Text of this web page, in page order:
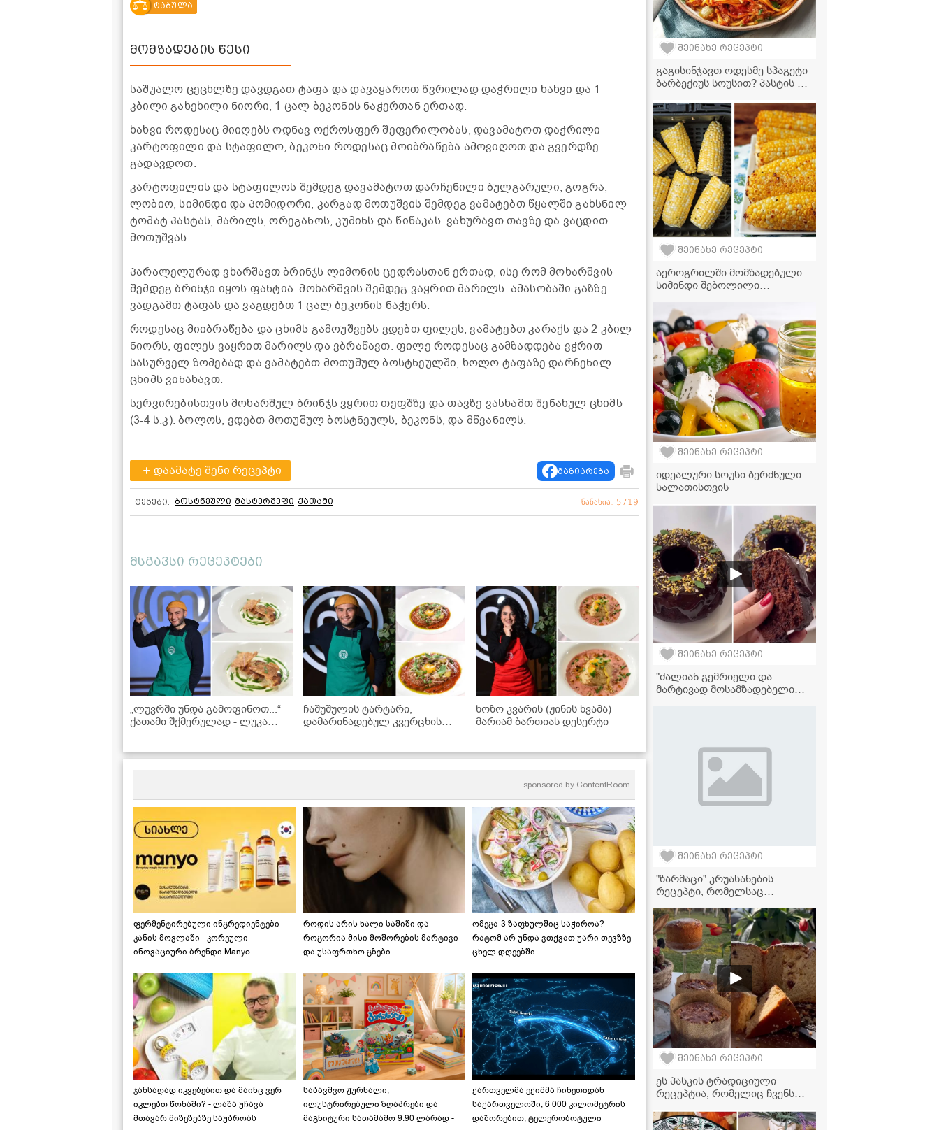
ტაბულა
მომზადების წესი
საშუალო ცეცხლზე დავდგათ ტაფა და დავაყაროთ წვრილად დაჭრილი ხახვი და 1
კბილი გახეხილი ნიორი, 1 ცალ ბეკონის ნაჭერთან ერთად.
ხახვი როდესაც მიიღებს ოდნავ ოქროსფერ შეფერილობას, დავამატოთ დაჭრილი
კარტოფილი და სტაფილო, ბეკონი როდესაც მოიბრაწება ამოვიღოთ და გვერდზე
გადავდოთ.
კარტოფილის და სტაფილოს შემდეგ დავამატოთ დარჩენილი ბულგარული, გოგრა,
ლობიო, სიმინდი და პომიდორი, კარგად მოთუშვის შემდეგ ვამატებთ წყალში გახსნილ
ტომატ პასტას, მარილს, ორეგანოს, კუმინს და წიწაკას. ვახურავთ თავზე და ვაცდით
მოთუშვას.
პარალელურად ვხარშავთ ბრინჯს ლიმონის ცედრასთან ერთად, ისე რომ მოხარშვის
შემდეგ ბრინჯი იყოს ფანტია. მოხარშვის შემდეგ ვაყრით მარილს. ამასობაში გაზზე
ვადგამთ ტაფას და ვაგდებთ 1 ცალ ბეკონის ნაჭერს.
როდესაც მიიბრაწება და ცხიმს გამოუშვებს ვდებთ ფილეს, ვამატებთ კარაქს და 2 კბილ
ნიორს, ფილეს ვაყრით მარილს და ვბრაწავთ. ფილე როდესაც გამზადდება ვჭრით
სასურველ ზომებად და ვამატებთ მოთუშულ ბოსტნეულში, ხოლო ტაფაზე დარჩენილ
ცხიმს ვინახავთ.
სერვირებისთვის მოხარშულ ბრინჯს ვყრით თეფშზე და თავზე ვასხამთ შენახულ ცხიმს
(3-4 ს.კ). ბოლოს, ვდებთ მოთუშულ ბოსტნეულს, ბეკონს, და მწვანილს.
დაამატე შენი რეცეპტი გაზიარება
ტეგები: ბოსტნეული მასტერშეფი ქათამი ნანახია: 5719
მსგავსი რეცეპტები
„ლუვრში უნდა გამოფინოთ...“
ქათამი შქმერულად - ლუკა
ჩაშუშულის ტარტარი,
დამარინადებულ კვერცხის
თოდუას კერძი
ხოზო კვარის (ჟინის ხვამა) -
მარიამ ბართიას დესერტი
sponsored by ContentRoom
ფერმენტირებული ინგრედიენტები
კანის მოვლაში - კორეული
ინოვაციური ბრენდი Manyo
როდის არის ხალი საშიში და
როგორია მისი მოშორების მარტივი
და უსაფრთხო გზები
ომეგა-3 ზაფხულშიც საჭიროა? -
რატომ არ უნდა ვთქვათ უარი თევზზე
ცხელ დღეებში
ჯანსაღად იკვებებით და მაინც ვერ
იკლებთ წონაში? - ლაშა უჩავა
მთავარ მიზეზებზე საუბრობს
საბავშვო ჟურნალი,
ილუსტრირებული ზღაპრები და
მაგნიტური სათამაშო 9.90 ლარად -
ქართველმა ექიმმა ჩინეთიდან
საქართველოში, 6 000 კილომეტრის
დაშორებით, ტელერობოტული
შეინახე რეცეპტი
გაგისინჯავთ ოდესმე სპაგეტი
ბარბექიუს სოუსით? პასტის ეს
ვახშამი გახდება
შეინახე რეცეპტი
აეროგრილში მომზადებული
სიმინდი შებოლილი
შეინახე რეცეპტი
იდეალური სოუსი ბერძნული
სალათისთვის
შეინახე რეცეპტი
"ძალიან გემრიელი და
მარტივად მოსამზადებელი
სახლში" - მკითხველის
ვიდეორეცეპტი
შეინახე რეცეპტი
"ზარმაცი" კრუასანების
რეცეპტი, რომელსაც
სჭირდება!
შეინახე რეცეპტი
ეს პასკის ტრადიციული
რეცეპტია, რომელიც ჩვენს
გადაეცემა